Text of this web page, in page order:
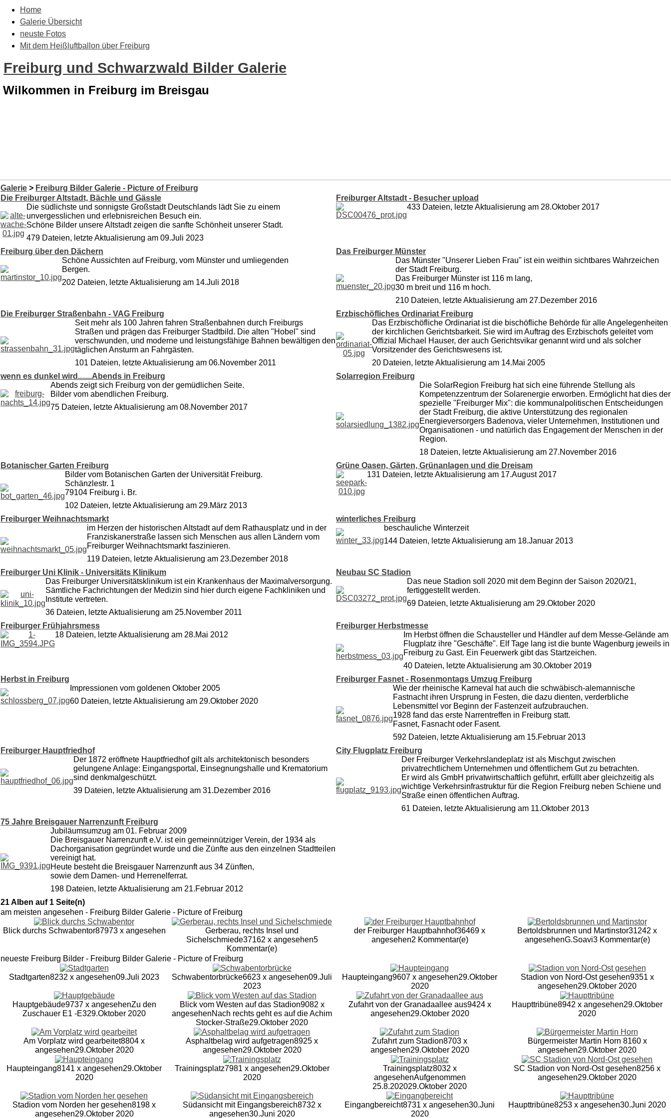
Home
Galerie Übersicht
neuste Fotos
Mit dem Heißluftballon über Freiburg
Freiburg und Schwarzwald Bilder Galerie
Wilkommen in Freiburg im Breisgau
Galerie > Freiburg Bilder Galerie - Picture of Freiburg
Die Freiburger Altstadt, Bächle und Gässle
Die südlichste und sonnigste Großstadt Deutschlands lädt Sie zu einem
unvergesslichen und erlebnisreichen Besuch ein.
Schöne Bilder unsere Altstadt zeigen die sanfte Schönheit unserer Stadt.
479 Dateien, letzte Aktualisierung am 09.Juli 2023
Freiburger Altstadt - Besucher upload
433 Dateien, letzte Aktualisierung am 28.Oktober 2017
Freiburg über den Dächern
Schöne Aussichten auf Freiburg, vom Münster und umliegenden
Bergen.
202 Dateien, letzte Aktualisierung am 14.Juli 2018
Das Freiburger Münster
Das Münster "Unserer Lieben Frau" ist ein weithin sichtbares Wahrzeichen
der Stadt Freiburg.
Das Freiburger Münster ist 116 m lang,
30 m breit und 116 m hoch.
210 Dateien, letzte Aktualisierung am 27.Dezember 2016
Die Freiburger Straßenbahn - VAG Freiburg
Seit mehr als 100 Jahren fahren Straßenbahnen durch Freiburgs
Straßen und prägen das Freiburger Stadtbild. Die alten "Hobel" sind
verschwunden, und moderne und leistungsfähige Bahnen bewältigen den
täglichen Ansturm an Fahrgästen.
101 Dateien, letzte Aktualisierung am 06.November 2011
Erzbischöfliches Ordinariat Freiburg
Das Erzbischöfliche Ordinariat ist die bischöfliche Behörde für alle Angelegenheiten
der kirchlichen Gerichtsbarkeit. Sie wird im Auftrag des Erzbischofs geleitet vom
Offizial Michael Hauser, der auch Gerichtsvikar genannt wird und als solcher
Vorsitzender des Gerichtswesens ist.
20 Dateien, letzte Aktualisierung am 14.Mai 2005
wenn es dunkel wird.......Abends in Freiburg
Abends zeigt sich Freiburg von der gemüdlichen Seite.
Bilder vom abendlichen Freiburg.
75 Dateien, letzte Aktualisierung am 08.November 2017
Solarregion Freiburg
Die SolarRegion Freiburg hat sich eine führende Stellung als
Kompetenzzentrum der Solarenergie erworben. Ermöglicht hat dies der
spezielle "Freiburger Mix": die kommunalpolitischen Entscheidungen
der Stadt Freiburg, die aktive Unterstützung des regionalen
Energieversorgers Badenova, vieler Unternehmen, Institutionen und
Organisationen - und natürlich das Engagement der Menschen in der
Region.
18 Dateien, letzte Aktualisierung am 27.November 2016
Botanischer Garten Freiburg
Bilder vom Botanischen Garten der Universität Freiburg.
Schänzlestr. 1
79104 Freiburg i. Br.
102 Dateien, letzte Aktualisierung am 29.März 2013
Grüne Oasen, Gärten, Grünanlagen und die Dreisam
131 Dateien, letzte Aktualisierung am 17.August 2017
Freiburger Weihnachtsmarkt
im Herzen der historischen Altstadt auf dem Rathausplatz und in der
Franziskanerstraße lassen sich Menschen aus allen Ländern vom
Freiburger Weihnachtsmarkt faszinieren.
119 Dateien, letzte Aktualisierung am 23.Dezember 2018
winterliches Freiburg
beschauliche Winterzeit
144 Dateien, letzte Aktualisierung am 18.Januar 2013
Freiburger Uni Klinik - Universitäts Klinikum
Das Freiburger Universitätsklinikum ist ein Krankenhaus der Maximalversorgung.
Sämtliche Fachrichtungen der Medizin sind hier durch eigene Fachkliniken und
Institute vertreten.
36 Dateien, letzte Aktualisierung am 25.November 2011
Neubau SC Stadion
Das neue Stadion soll 2020 mit dem Beginn der Saison 2020/21,
fertiggestellt werden.
69 Dateien, letzte Aktualisierung am 29.Oktober 2020
Freiburger Frühjahrsmess
18 Dateien, letzte Aktualisierung am 28.Mai 2012
Freiburger Herbstmesse
Im Herbst öffnen die Schausteller und Händler auf dem Messe-Gelände am
Flugplatz ihre "Geschäfte". Elf Tage lang ist die bunte Wagenburg jeweils in
Freiburg zu Gast. Ein Feuerwerk gibt das Startzeichen.
40 Dateien, letzte Aktualisierung am 30.Oktober 2019
Herbst in Freiburg
Impressionen vom goldenen Oktober 2005
60 Dateien, letzte Aktualisierung am 29.Oktober 2020
Freiburger Fasnet - Rosenmontags Umzug Freiburg
Wie der rheinische Karneval hat auch die schwäbisch-alemannische
Fastnacht ihren Ursprung in Festen, die dazu dienten, verderbliche
Lebensmittel vor Beginn der Fastenzeit aufzubrauchen.
1928 fand das erste Narrentreffen in Freiburg statt.
Fasnet, Fasnacht oder Fasent.
592 Dateien, letzte Aktualisierung am 15.Februar 2013
Freiburger Hauptfriedhof
Der 1872 eröffnete Hauptfriedhof gilt als architektonisch besonders
gelungene Anlage: Eingangsportal, Einsegnungshalle und Krematorium
sind denkmalgeschützt.
39 Dateien, letzte Aktualisierung am 31.Dezember 2016
City Flugplatz Freiburg
Der Freiburger Verkehrslandeplatz ist als Mischgut zwischen
privatrechtlichem Unternehmen und öffentlichem Gut zu betrachten.
Er wird als GmbH privatwirtschaftlich geführt, erfüllt aber gleichzeitig als
wichtige Verkehrsinfrastruktur für die Region Freiburg neben Schiene und
Straße einen öffentlichen Auftrag.
61 Dateien, letzte Aktualisierung am 11.Oktober 2013
75 Jahre Breisgauer Narrenzunft Freiburg
Jubiläumsumzug am 01. Februar 2009
Die Breisgauer Narrenzunft e.V. ist ein gemeinnütziger Verein, der 1934 als
Dachorganisation gegründet wurde und die Zünfte aus den einzelnen Stadtteilen
vereinigt hat.
Heute besteht die Breisgauer Narrenzunft aus 34 Zünften,
sowie dem Damen- und Herrenelferrat.
198 Dateien, letzte Aktualisierung am 21.Februar 2012
21 Alben auf 1 Seite(n)
am meisten angesehen - Freiburg Bilder Galerie - Picture of Freiburg
Blick durchs Schwabentor87973 x angesehen
Gerberau, rechts Insel und
Sichelschmiede37162 x angesehen5
Kommentar(e)
der Freiburger Hauptbahnhof36469 x
angesehen2 Kommentar(e)
Bertoldsbrunnen und Martinstor31242 x
angesehenG.Soavi3 Kommentar(e)
neueste Freiburg Bilder - Freiburg Bilder Galerie - Picture of Freiburg
Stadtgarten8232 x angesehen09.Juli 2023 Schwabentorbrücke6623 x angesehen09.Juli
2023
Haupteingang9607 x angesehen29.Oktober
2020
Stadion von Nord-Ost gesehen9351 x
angesehen29.Oktober 2020
Hauptgebäude9737 x angesehenZu den
Zuschauer E1 -E329.Oktober 2020
Blick vom Westen auf das Stadion9082 x
angesehenNach rechts geht es auf die Achim
Stocker-Straße29.Oktober 2020
Zufahrt von der Granadaallee aus9424 x
angesehen29.Oktober 2020
Haupttribüne8942 x angesehen29.Oktober
2020
Am Vorplatz wird gearbeitet8804 x
angesehen29.Oktober 2020
Asphaltbelag wird aufgetragen8925 x
angesehen29.Oktober 2020
Zufahrt zum Stadion8703 x
angesehen29.Oktober 2020
Bürgermeister Martin Horn 8160 x
angesehen29.Oktober 2020
Haupteingang8141 x angesehen29.Oktober
2020
Trainingsplatz7981 x angesehen29.Oktober
2020
Trainingsplatz8032 x
angesehenAufgenommen
25.8.202029.Oktober 2020
SC Stadion von Nord-Ost gesehen8256 x
angesehen29.Oktober 2020
Stadion vom Norden her gesehen8198 x
angesehen29.Oktober 2020
Südansicht mit Eingangsbereich8732 x
angesehen30.Juni 2020
Eingangbereicht8731 x angesehen30.Juni
2020
Haupttribüne8253 x angesehen30.Juni 2020